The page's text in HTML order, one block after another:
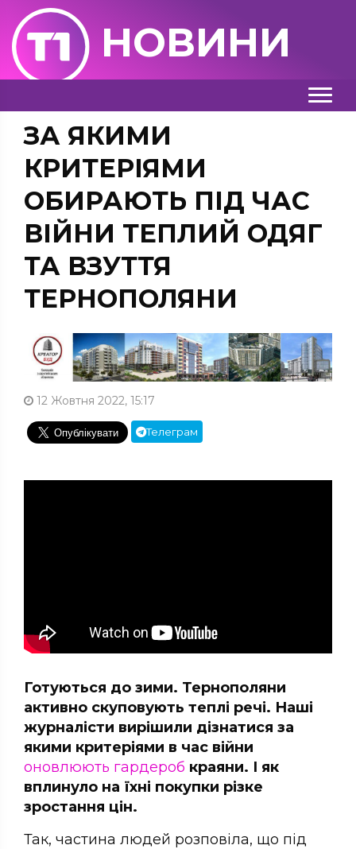
НОВИНИ
ЗА ЯКИМИ
КРИТЕРІЯМИ
ОБИРАЮТЬ ПІД ЧАС
ВІЙНИ ТЕПЛИЙ ОДЯГ
ТА ВЗУТТЯ
ТЕРНОПОЛЯНИ
12 Жовтня 2022, 15:17
Телеграм
Готуються до зими. Тернополяни
активно скуповують теплі речі. Наші
журналісти вирішили дізнатися за
якими критеріями в час війни
оновлюють гардероб краяни. І як
вплинуло на їхні покупки різке
зростання цін.
Так, частина людей розповіла, що під